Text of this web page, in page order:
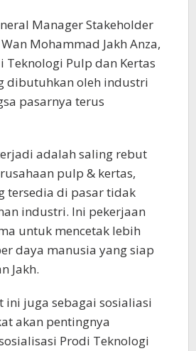
Manager Stakeholder
Wan Mohammad Jakh Anza,
Teknologi Pulp dan Kertas
dibutuhkan oleh industri
pasarnya terus
adalah saling rebut
pulp & kertas,
tersedia di pasar tidak
industri. Ini pekerjaan
untuk mencetak lebih
daya manusia yang siap
Jakh.
ini juga sebagai sosialiasi
akan pentingnya
Prodi Teknologi